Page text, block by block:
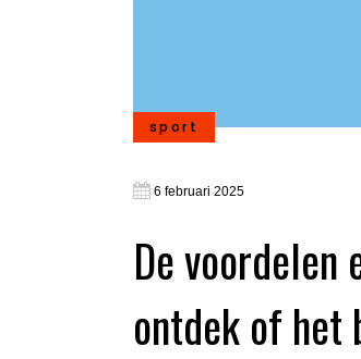
sport
6 februari 2025
De
ontdek of het